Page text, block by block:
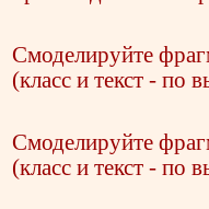
Смоделируйте
(класс и текст - по
Смоделируйте
(класс и текст - по